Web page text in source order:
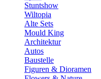
Stuntshow
Wiltopia
Alte Sets
Mould King
Architektur
Autos
Baustelle
Figuren & Dioramen